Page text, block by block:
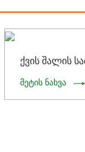
ქვის შალის
მეტის ნახვა